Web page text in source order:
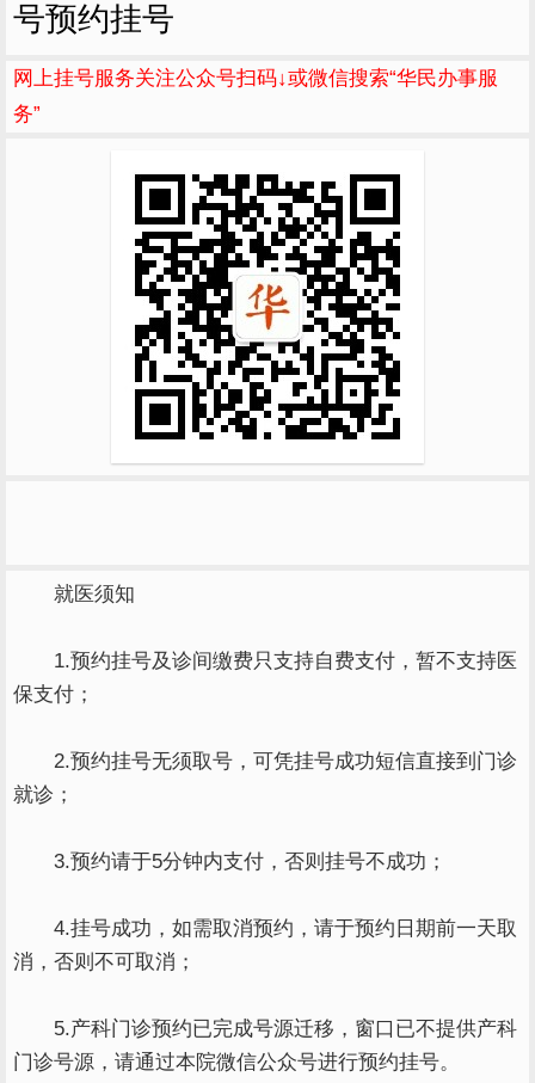
号预约挂号
网上挂号服务关注公众号扫码↓或微信搜索“华民办事服
务”
就医须知
1.预约挂号及诊间缴费只支持自费支付，暂不支持医
保支付；
2.预约挂号无须取号，可凭挂号成功短信直接到门诊
就诊；
3.预约请于5分钟内支付，否则挂号不成功；
4.挂号成功，如需取消预约，请于预约日期前一天取
消，否则不可取消；
5.产科门诊预约已完成号源迁移，窗口已不提供产科
门诊号源，请通过本院微信公众号进行预约挂号。